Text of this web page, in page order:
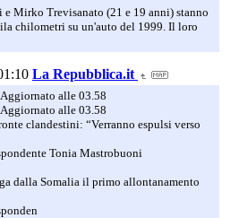
e Mirko Trevisanato (21 e 19 anni) stanno
chilometri su un'auto del 1999. Il loro
La Repubblica.it
alle 03.58
alle 03.58
clandestini: “Verranno espulsi verso
Tonia Mastrobuoni
dalla Somalia il primo allontanamento